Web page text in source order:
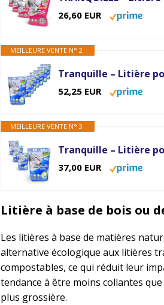
26,60 EUR
MEILLEURE VENTE N° 2
52,25 EUR
MEILLEURE VENTE N° 3
37,00 EUR
Litière à base de bois ou
Les litières à base de matières
alternative écologique aux litières
compostables, ce qui réduit leur
tendance à être moins collantes
plus grossière.